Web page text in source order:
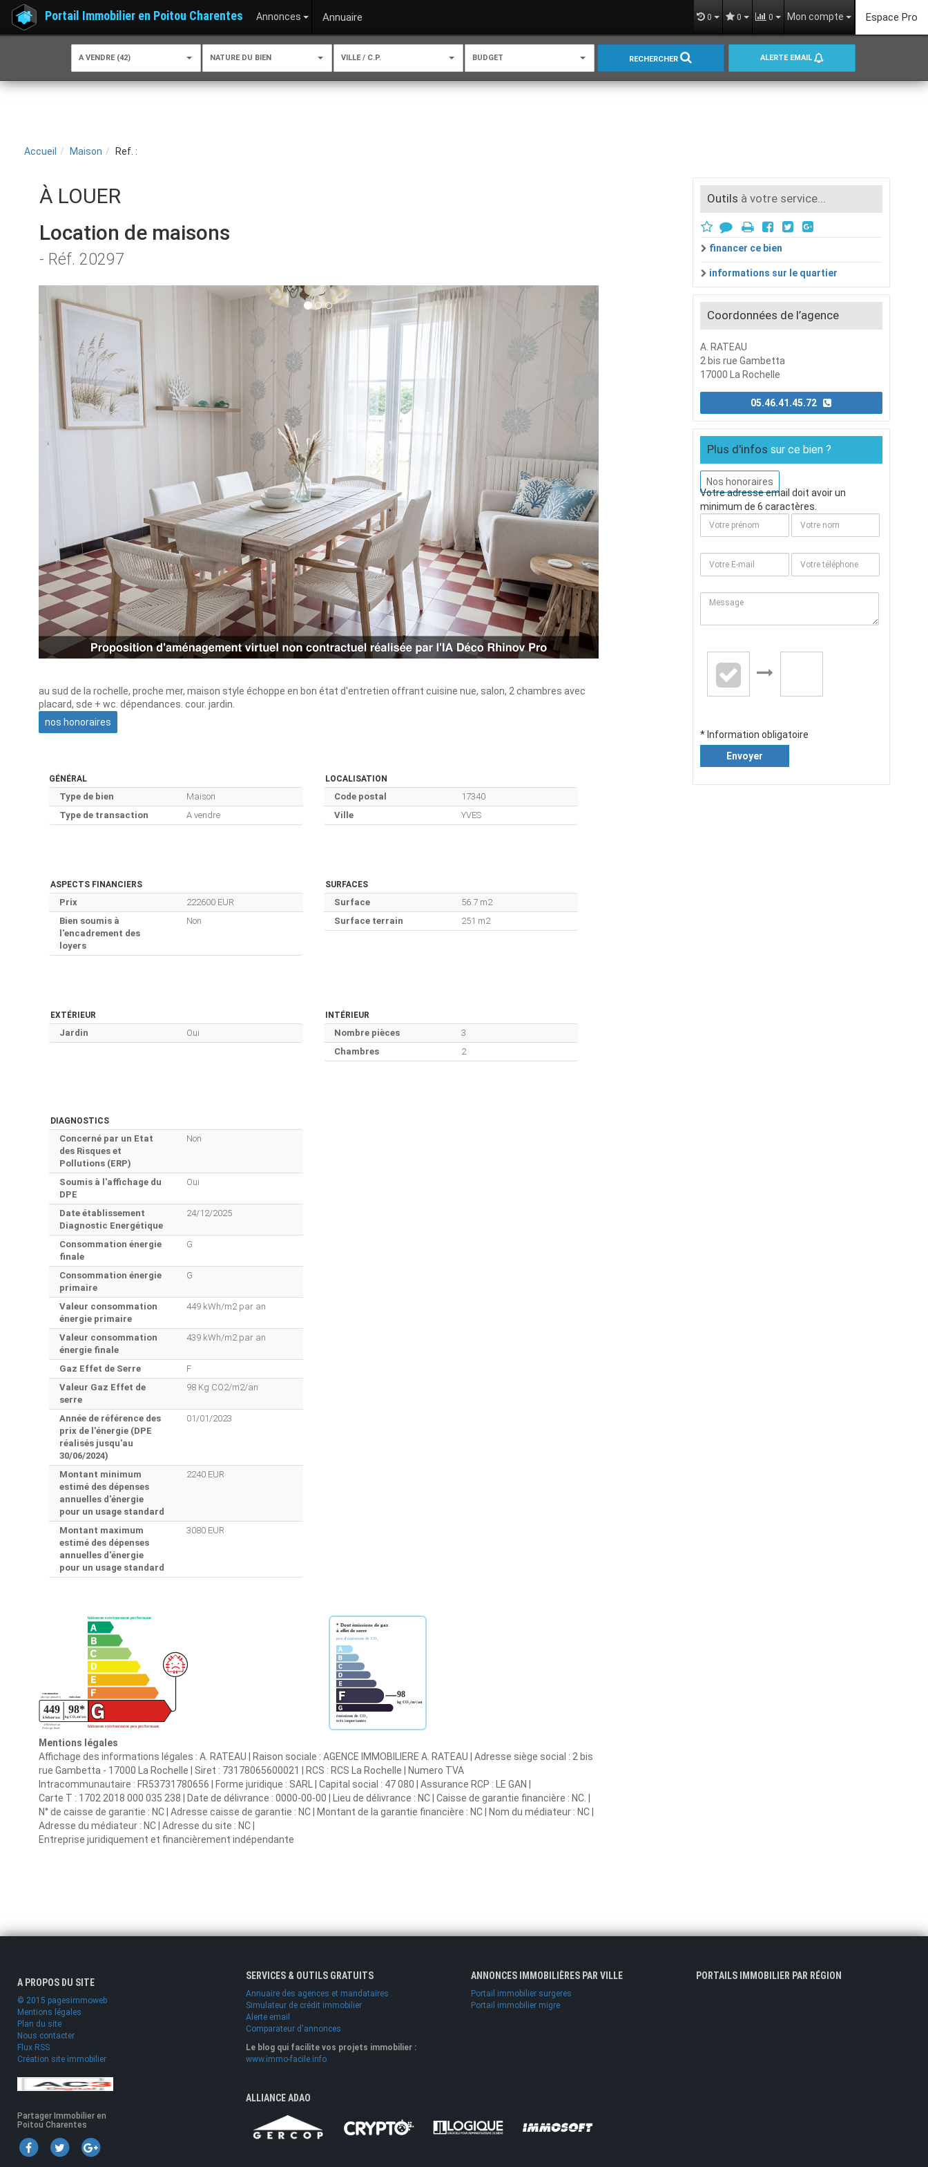
Portail Immobilier en Poitou Charentes Annonces Annuaire 0 0 0 Mon compte Espace Pro
A VENDRE (42) NATURE DU BIEN VILLE / C.P. BUDGET RECHERCHER ALERTE EMAIL
Accueil Maison Ref. :
À LOUER
Location de maisons
- Réf. 20297
au sud de la rochelle, proche mer, maison style échoppe en bon état d'entretien offrant cuisine nue, salon, 2 chambres avec
placard, sde + wc. dépendances. cour. jardin.
nos honoraires
GÉNÉRAL
Type de bien
Maison
Type de transaction
A vendre
LOCALISATION
Code postal
17340
Ville
YVES
ASPECTS FINANCIERS
Prix
222600 EUR
Bien soumis à
l'encadrement des
loyers
Non
SURFACES
Surface
56.7 m2
Surface terrain
251 m2
EXTÉRIEUR
Jardin Oui
INTÉRIEUR
Nombre pièces
3
Chambres
2
DIAGNOSTICS
Concerné par un Etat
des Risques et
Pollutions (ERP)
Non
Soumis à l'affichage du
DPE
Oui
Date établissement
Diagnostic Energétique
24/12/2025
Consommation énergie
finale
G
Consommation énergie
primaire
G
Valeur consommation
énergie primaire
449 kWh/m2 par an
Valeur consommation
énergie finale
439 kWh/m2 par an
Gaz Effet de Serre
F
Valeur Gaz Effet de
serre
98 Kg CO2/m2/an
Année de référence des
prix de l'énergie (DPE
réalisés jusqu'au
30/06/2024)
01/01/2023
Montant minimum
estimé des dépenses
annuelles d'énergie
pour un usage standard
2240 EUR
Montant maximum
estimé des dépenses
annuelles d'énergie
pour un usage standard
3080 EUR
Mentions légales
Affichage des informations légales : A. RATEAU | Raison sociale : AGENCE IMMOBILIERE A. RATEAU | Adresse siège social : 2 bis
rue Gambetta - 17000 La Rochelle | Siret : 73178065600021 | RCS : RCS La Rochelle | Numero TVA
Intracommunautaire : FR53731780656 | Forme juridique : SARL | Capital social : 47 080 | Assurance RCP : LE GAN |
Carte T : 1702 2018 000 035 238 | Date de délivrance : 0000-00-00 | Lieu de délivrance : NC | Caisse de garantie financière : NC. |
N° de caisse de garantie : NC | Adresse caisse de garantie : NC | Montant de la garantie financière : NC | Nom du médiateur : NC |
Adresse du médiateur : NC | Adresse du site : NC |
Entreprise juridiquement et financièrement indépendante
Outils à votre service...
financer ce bien
informations sur le quartier
Coordonnées de l’agence
A. RATEAU
2 bis rue Gambetta
17000 La Rochelle
05.46.41.45.72
Plus d'infos sur ce bien ?
Nos honoraires
Votre adresse email doit avoir un
minimum de 6 caractères.
* Information obligatoire
Envoyer
A PROPOS DU SITE
© 2015 pagesimmoweb
Mentions légales
Plan du site
Nous contacter
Flux RSS
Création site immobilier
Partager Immobilier en
Poitou Charentes
SERVICES & OUTILS GRATUITS
Annuaire des agences et mandataires
Simulateur de crédit immobilier
Alerte email
Comparateur d'annonces
Le blog qui facilite vos projets immobilier :
www.immo-facile.info
ANNONCES IMMOBILIÈRES PAR VILLE
Portail immobilier surgeres
Portail immobilier migre
ALLIANCE ADAO
PORTAILS IMMOBILIER PAR RÉGION